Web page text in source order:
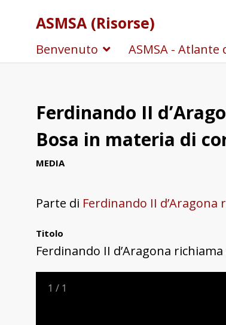
ASMSA (Risorse)
Benvenuto ASMSA -
Ferdinando II
Bosa in materia di
MEDIA
Parte di Ferdinando II
Titolo
Ferdinando II d’Aragona
1 / 1